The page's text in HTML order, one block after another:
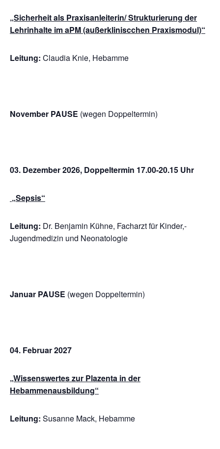
„Sicherheit als Praxisanleiterin/ Strukturierung der
Lehrinhalte im aPM (außerkliniscchen Praxismodul)“
Leitung: Claudia Knie, Hebamme
November PAUSE (wegen Doppeltermin)
03. Dezember 2026, Doppeltermin 17.00-20.15 Uhr
„Sepsis“
Leitung: Dr. Benjamin Kühne, Facharzt für Kinder,-
Jugendmedizin und Neonatologie
Januar PAUSE (wegen Doppeltermin)
04. Februar 2027
„Wissenswertes zur Plazenta in der
Hebammenausbildung“
Leitung: Susanne Mack, Hebamme